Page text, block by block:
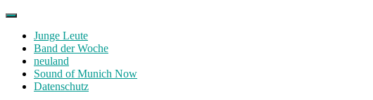
Skip
contentJunge Leute
Band der Woche
neuland
Sound of Munich Now
Datenschutz